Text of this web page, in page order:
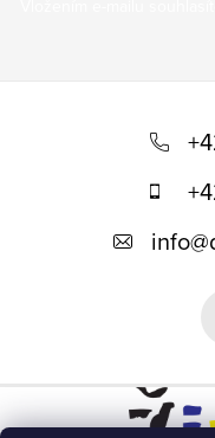
info@